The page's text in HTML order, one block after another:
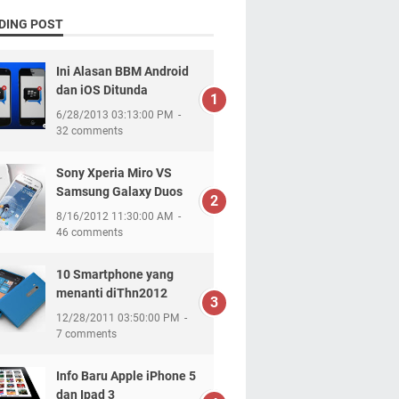
POST
Ini Alasan BBM Android
dan iOS Ditunda
6/28/2013 03:13:00 PM
32 comments
Sony Xperia Miro VS
Samsung Galaxy Duos
8/16/2012 11:30:00 AM
46 comments
10 Smartphone yang
menanti diThn2012
12/28/2011 03:50:00 PM
7 comments
Info Baru Apple iPhone 5
dan Ipad 3